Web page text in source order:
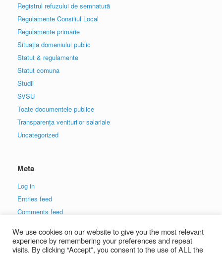
Registrul refuzului de semnatură
Regulamente Consiliul Local
Regulamente primarie
Situația domeniului public
Statut & regulamente
Statut comuna
Studii
SVSU
Toate documentele publice
Transparența veniturilor salariale
Uncategorized
Meta
Log in
Entries feed
Comments feed
We use cookies on our website to give you the most relevant
experience by remembering your preferences and repeat
visits. By clicking “Accept”, you consent to the use of ALL the